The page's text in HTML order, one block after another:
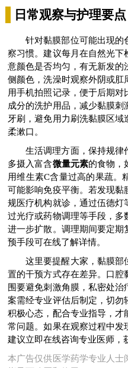
日常观察与护理要点
针对黏膜部位可能出现的
察习惯。建议每月在自然光下
意颜色是否均匀，有无新发的
侧颜色，洗澡时观察外阴或
用手机拍照记录，便于后期
成分的洗护用品，减少黏膜
牙刷，避免用力刷洗黏膜区
柔漱口。
生活调理方面，保持规律
多摄入富含微量元素的食物，
用维生素C含量过高的果蔬。
可能影响免疫平衡。若发现黏
规医疗机构就诊，通过伍德灯
过光疗或药物调理等手段，多
进一步扩散。调理期间要定
预手段可在线了解详情。
这里要提醒大家，黏膜部
置的干预方式存在差异。口腔
围要避免刺激角膜，私密处
案需经专业评估后制定，切
积极心态，配合专业指导，
常问题。如果在观察过程中发
建议立即在线咨询专业医师，
本广告仅供医学药学专业人士